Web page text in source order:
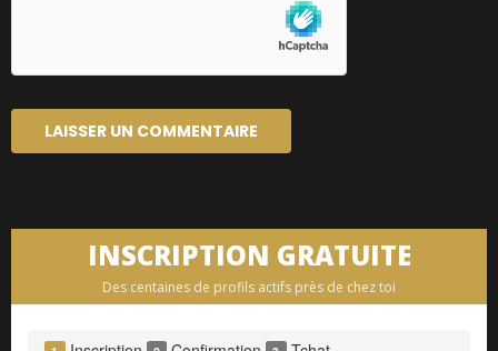
INSCRIPTION GRATUITE
Des centaines de profils actifs près de chez toi